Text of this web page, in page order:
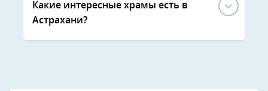
Какие интересные храмы есть в
Астрахани?